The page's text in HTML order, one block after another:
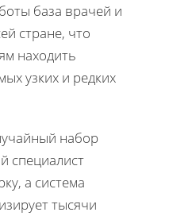
база врачей и
стране, что
находить
узких и редких
набор
специалист
а система
тысячи